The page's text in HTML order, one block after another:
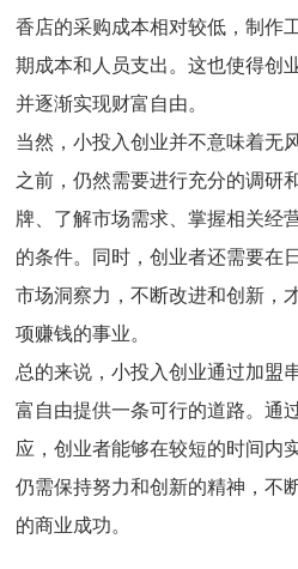
香店的采购成本相对较低，制作
期成本和人员支出。这也使得创
并逐渐实现财富自由。
当然，小投入创业并不意味着无
之前，仍然需要进行充分的调研
牌、了解市场需求、掌握相关经
的条件。同时，创业者还需要在
市场洞察力，不断改进和创新，
项赚钱的事业。
总的来说，小投入创业通过加盟
富自由提供一条可行的道路。通
应，创业者能够在较短的时间内
仍需保持努力和创新的精神，不
的商业成功。